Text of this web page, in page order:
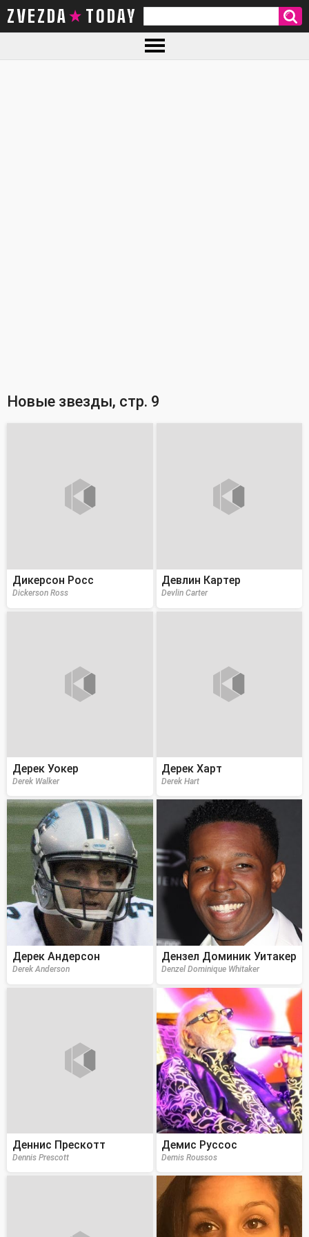
ZVEZDA TODAY
Новые звезды, стр. 9
Дикерсон Росс
Dickerson Ross
Девлин Картер
Devlin Carter
Дерек Уокер
Derek Walker
Дерек Харт
Derek Hart
Дерек Андерсон
Derek Anderson
Дензел Доминик Уитакер
Denzel Dominique Whitaker
Деннис Прескотт
Dennis Prescott
Демис Руссос
Demis Roussos